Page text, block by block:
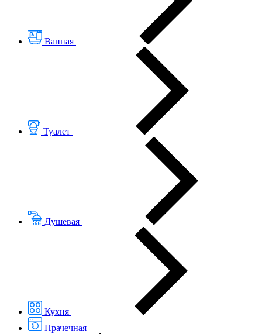
Ванная
Туалет
Душевая
Кухня
Прачечная